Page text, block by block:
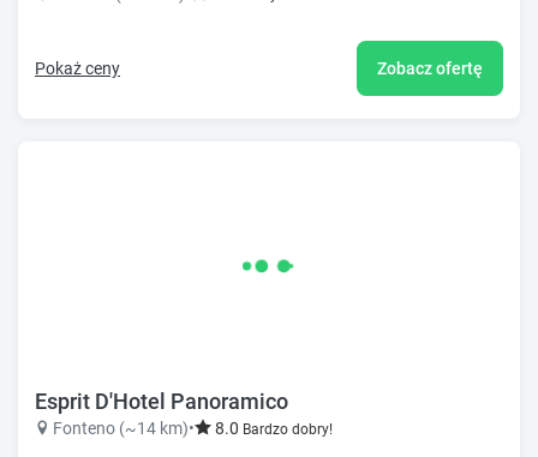
Pokaż ceny Zobacz ofertę
Esprit D'Hotel Panoramico
Fonteno (~14 km)• 8.0 Bardzo dobry!